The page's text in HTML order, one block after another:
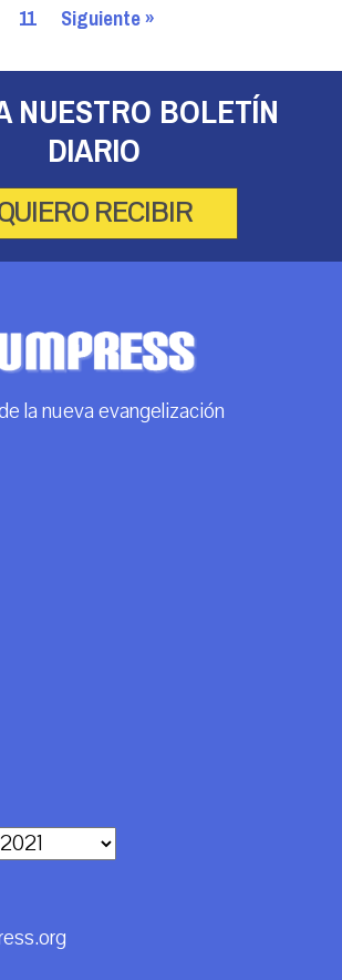
11 Siguiente »
NUESTRO BOLETÍN
DIARIO
RECIBIR
la nueva evangelización